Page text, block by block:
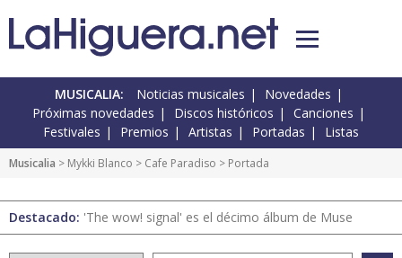
MUSICALIA: Noticias musicales
Novedades
Próximas novedades
Discos históricos
Canciones
Festivales
Premios Artistas Portadas Listas
Musicalia > Mykki Blanco > Cafe Paradiso > Portada
Destacado: 'The wow! signal' es el décimo álbum de Muse